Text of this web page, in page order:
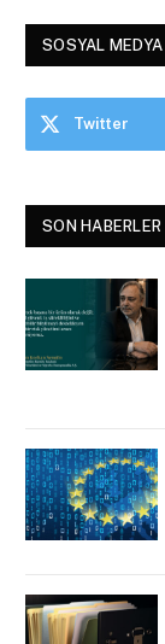
SOSYAL MEDYA
Twitter
SON HABERLER